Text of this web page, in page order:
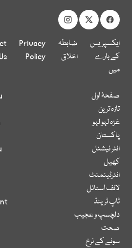
ایکسپریس
کے بارے
میں
ضابطہ
اخلاق
Privacy
Policy
Us
صفحۂ اول
تازہ ترین
غزہ لہو لہو
پاکستان
انٹر نیشنل
کھیل
انٹرٹینمنٹ
لائف اسٹائل
ٹاپ ٹرینڈ
دلچسپ و عجیب
صحت
سونے کے نرخ